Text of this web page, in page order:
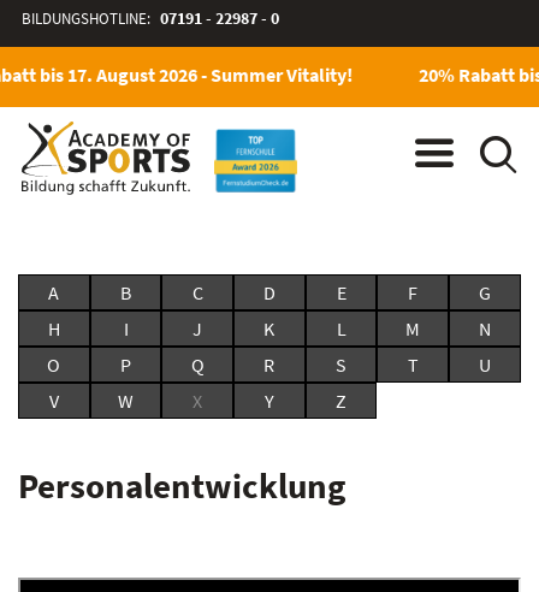
BILDUNGSHOTLINE: 07191 - 22987 - 0
bis 17. August 2026 - Summer Vitality! 20% Rabatt
A B C D E F
G
H
I J K L M
N
O
P Q R S T
U
V
W X Y Z
Personalentwicklung